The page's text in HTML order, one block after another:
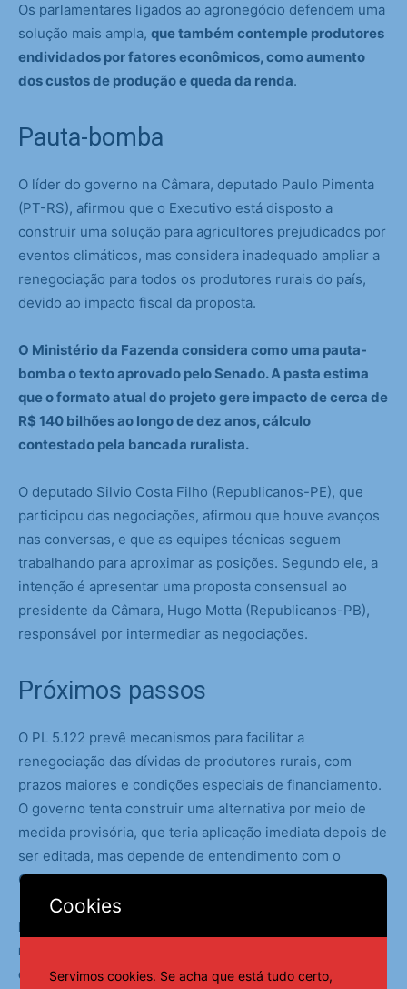
Os parlamentares ligados ao agronegócio defendem uma
solução mais ampla, que também contemple produtores
endividados por fatores econômicos, como aumento
dos custos de produção e queda da renda.
Pauta-bomba
O líder do governo na Câmara, deputado Paulo Pimenta
(PT-RS), afirmou que o Executivo está disposto a
construir uma solução para agricultores prejudicados por
eventos climáticos, mas considera inadequado ampliar a
renegociação para todos os produtores rurais do país,
devido ao impacto fiscal da proposta.
O Ministério da Fazenda considera como uma pauta-
bomba o texto aprovado pelo Senado. A pasta estima
que o formato atual do projeto gere impacto de cerca de
R$ 140 bilhões ao longo de dez anos, cálculo
contestado pela bancada ruralista.
O deputado Silvio Costa Filho (Republicanos-PE), que
participou das negociações, afirmou que houve avanços
nas conversas, e que as equipes técnicas seguem
trabalhando para aproximar as posições. Segundo ele, a
intenção é apresentar uma proposta consensual ao
presidente da Câmara, Hugo Motta (Republicanos-PB),
responsável por intermediar as negociações.
Próximos passos
O PL 5.122 prevê mecanismos para facilitar a
renegociação das dívidas de produtores rurais, com
prazos maiores e condições especiais de financiamento.
O governo tenta construir uma alternativa por meio de
medida provisória, que teria aplicação imediata depois de
ser editada, mas depende de entendimento com o
Congresso.
Novas reuniões entre o Ministério da Fazenda e
representantes da FPA devem ocorrer nos próximos
dias para tentar reduzir as divergências.
Cookies
Servimos cookies. Se acha que está tudo certo,